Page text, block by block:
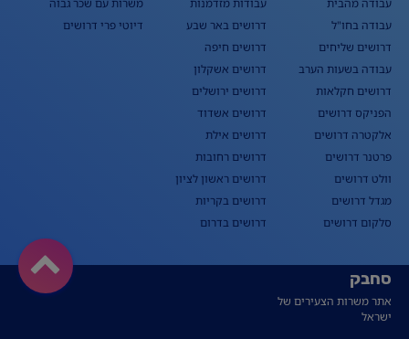
עבודה מהבית
עבודה בחו"ל
דרושים שליחים
עבודה בשעות הערב
דרושים חקלאות
הפניקס דרושים
אלקטרה דרושים
פרטנר דרושים
וולט דרושים
מגדל דרושים
סלקום דרושים
עבודות מזדמנות
דרושים באר שבע
דרושים חיפה
דרושים אשקלון
דרושים ירושלים
דרושים אשדוד
דרושים אילת
דרושים רחובות
דרושים ראשון לציון
דרושים בקריות
דרושים בדרום
משרות עם שכר גבוה
דיוטי פרי דרושים
סחבק
אתר משרות הצעירים של
ישראל